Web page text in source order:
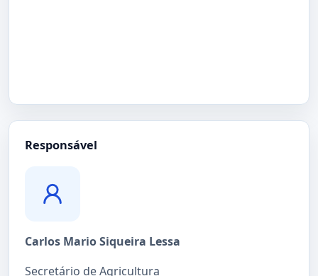
Responsável
Carlos Mario Siqueira Lessa
Secretário de Agricultura